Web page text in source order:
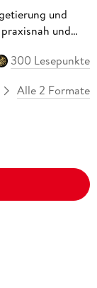
und
und
300 Lesepunkte
Alle 2 Formate